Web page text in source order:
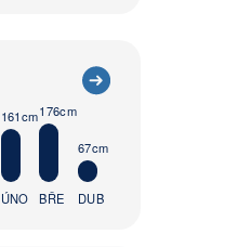
161cm
ÚNO
176cm
BŘE
67cm
DUB